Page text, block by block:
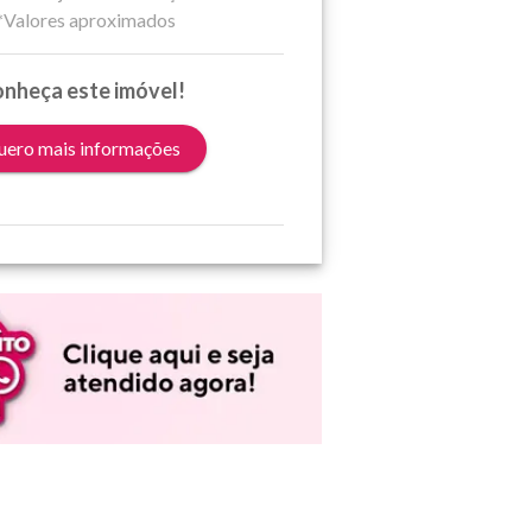
aproximados
este imóvel!
mais informações